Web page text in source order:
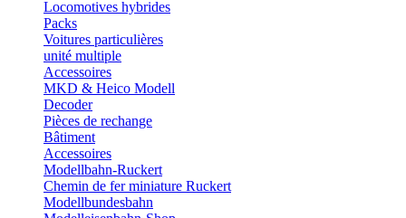
Locomotives hybrides
Packs
Voitures particulières
unité multiple
Accessoires
MKD & Heico Modell
Decoder
Pièces de rechange
Bâtiment
Accessoires
Modellbahn-Ruckert
Chemin de fer miniature Ruckert
Modellbundesbahn